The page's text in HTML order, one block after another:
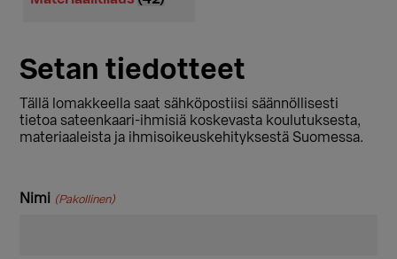
Setan tiedotteet
Tällä lomakkeella saat sähköpostiisi säännöllisesti
tietoa sateenkaari-ihmisiä koskevasta koulutuksesta,
materiaaleista ja ihmisoikeuskehityksestä Suomessa.
Nimi (Pakollinen)